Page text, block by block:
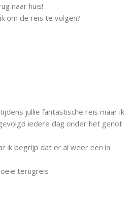
naar huis!
om de reis te volgen?
jullie fantastische reis maar ik
iedere dag onder het genot
ik begrijp dat er al weer een in
terugreis